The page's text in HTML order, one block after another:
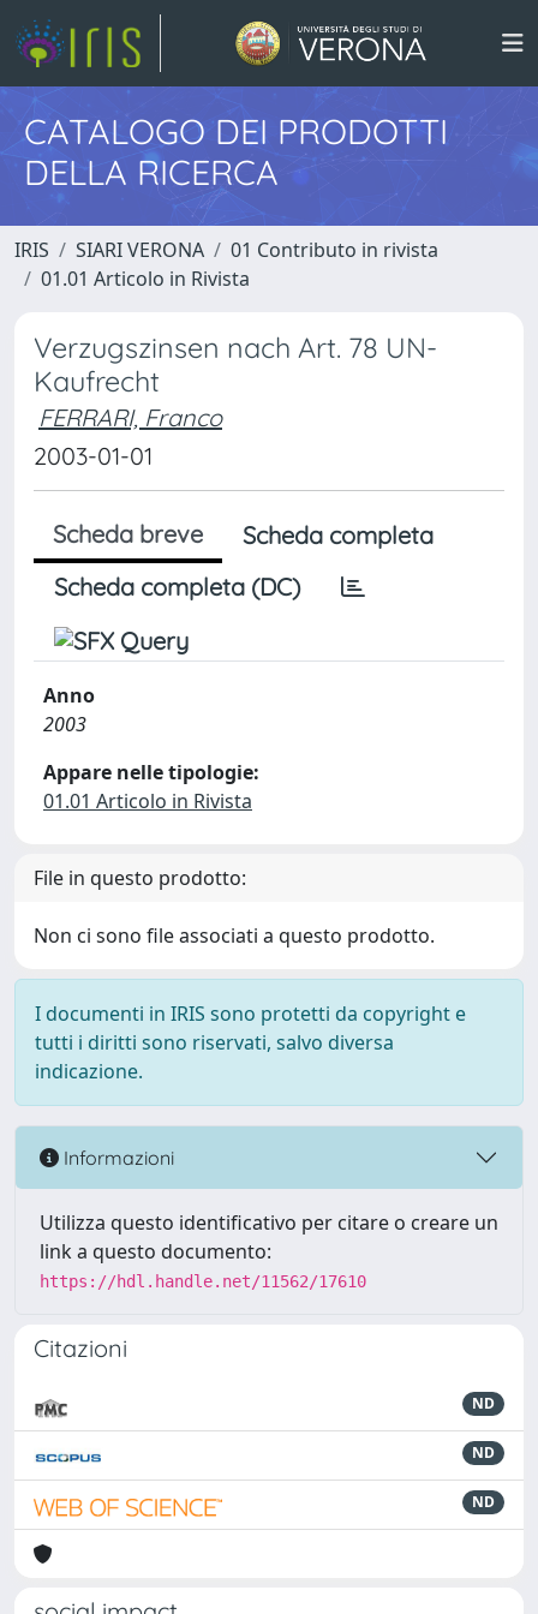
CATALOGO DEI PRODOTTI
DELLA RICERCA
IRIS SIARI VERONA
01 Contributo in rivista
01.01 Articolo in Rivista
Verzugszinsen nach Art. 78 UN-
Kaufrecht
FERRARI, Franco
2003-01-01
Scheda breve
Scheda completa
Scheda completa (DC)
Anno
2003
Appare nelle tipologie:
01.01 Articolo in Rivista
File in questo prodotto:
Non ci sono file associati a questo prodotto.
I documenti in IRIS sono protetti da copyright e
tutti i diritti sono riservati, salvo diversa
indicazione.
Informazioni
Utilizza questo identificativo per citare o creare un
link a questo documento:
https://hdl.handle.net/11562/17610
Citazioni
ND
ND
ND